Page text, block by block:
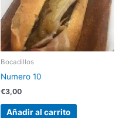
Bocadillos
Numero 10
€3,00
Añadir al carrito